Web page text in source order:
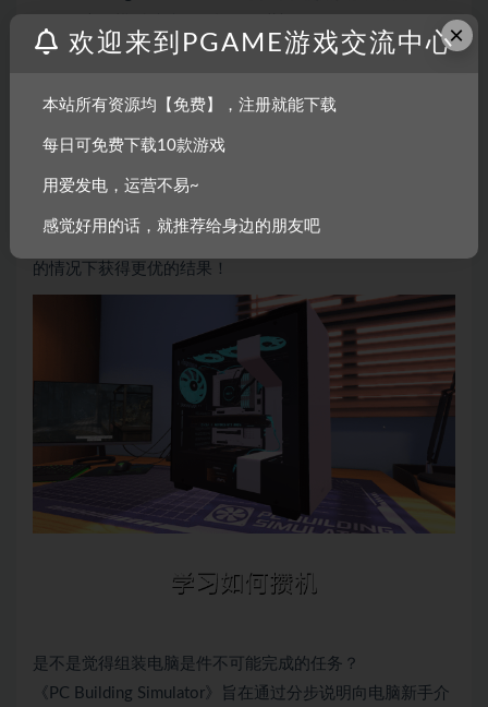
如果没有预算限制，你能装配出什么样的终极电脑？
用你最喜欢的部件在机箱中装配你的电脑，通过选择喜爱
机风格。从一系列气冷和水冷却解决方案中进行选择，使
电脑保持冷却，甚至可以采用完全定制的水冷环路！装机
的情况下获得更优的结果！
是不是觉得组装电脑是件不可能完成的任务？
《PC Building Simulator》旨在通过分步说明向电脑新手介
×
欢迎来到PGAME游戏交流中心
本站所有资源均【免费】，注册就能下载
每日可免费下载10款游戏
用爱发电，运营不易~
感觉好用的话，就推荐给身边的朋友吧